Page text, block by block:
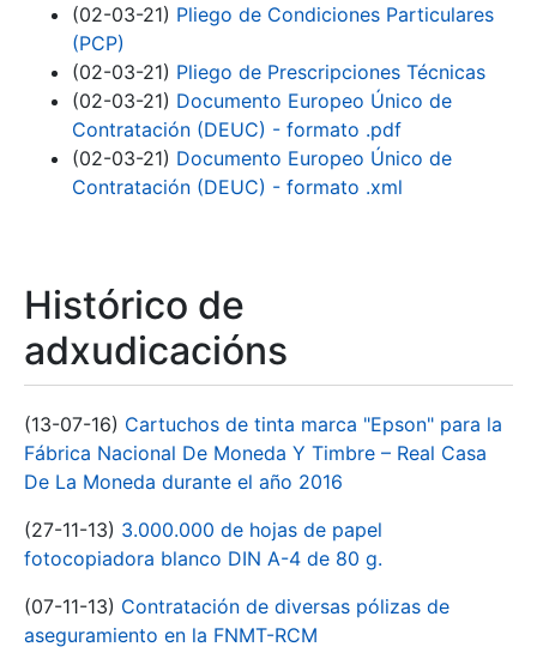
(02-03-21) Pliego de Condiciones Particulares
(PCP)
(02-03-21) Pliego de Prescripciones Técnicas
(02-03-21) Documento Europeo Único de
Contratación (DEUC) - formato .pdf
(02-03-21) Documento Europeo Único de
Contratación (DEUC) - formato .xml
Histórico de
adxudicacións
(13-07-16) Cartuchos de tinta marca "Epson" para la
Fábrica Nacional De Moneda Y Timbre – Real Casa
De La Moneda durante el año 2016
(27-11-13) 3.000.000 de hojas de papel
fotocopiadora blanco DIN A-4 de 80 g.
(07-11-13) Contratación de diversas pólizas de
aseguramiento en la FNMT-RCM